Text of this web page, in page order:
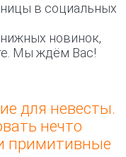
в социальных
новинок,
Мы ждём Вас!
для невесты.
нечто
примитивные